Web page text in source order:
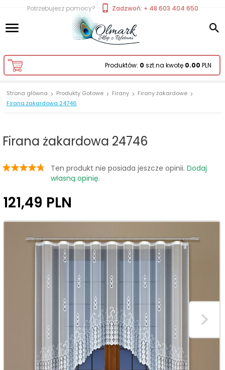
Potrzebujesz pomocy? Zadzwoń: + 48 603 404 650
Produktów: 0 szt.na kwotę 0.00 PLN
Strona główna Produkty Gotowe Firany
Firany żakardowe
Firana żakardowa 24746
Firana żakardowa 24746
Ten produkt nie posiada jeszcze opinii. Dodaj
własną opinię.
121,49 PLN